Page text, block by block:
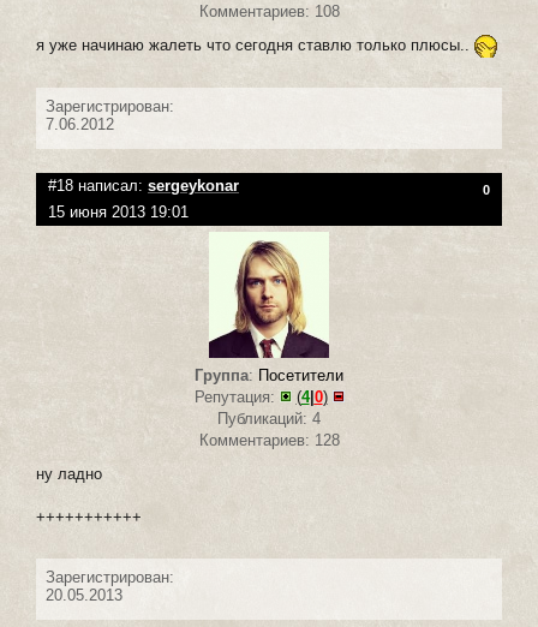
Комментариев: 108
я уже начинаю жалеть что сегодня ставлю только плюсы..
Зарегистрирован:
7.06.2012
#18 написал: sergeykonar 0
15 июня 2013 19:01
Группа: Посетители
Репутация:
(4| 0)
Публикаций: 4
Комментариев: 128
ну ладно
+++++++++++
Зарегистрирован:
20.05.2013